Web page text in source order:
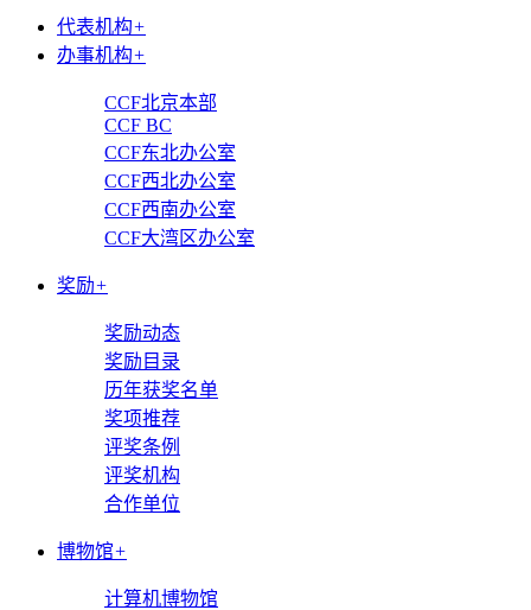
代表机构+
办事机构+
CCF北京本部
CCF BC
CCF东北办公室
CCF西北办公室
CCF西南办公室
CCF大湾区办公室
奖励+
奖励动态
奖励目录
历年获奖名单
奖项推荐
评奖条例
评奖机构
合作单位
博物馆+
计算机博物馆